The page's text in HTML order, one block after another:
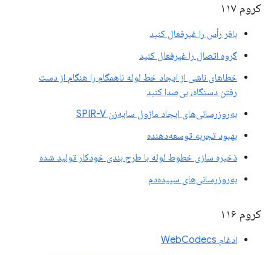
کروم ۱۱۷
بافر رأس را غیرفعال کنید
گروه اتصال را غیرفعال کنید
خطاهای ناشی از ایجاد خط لوله ناهمگام را هنگام از دست
رفتن دستگاه، بی‌صدا کنید
به‌روزرسانی‌های ایجاد ماژول سایه‌زن SPIR-V
بهبود تجربه توسعه‌دهنده
ذخیره سازی خطوط لوله با طرح بندی خودکار تولید شده
به‌روزرسانی‌های سپیده‌دم
کروم ۱۱۶
ادغام WebCodecs